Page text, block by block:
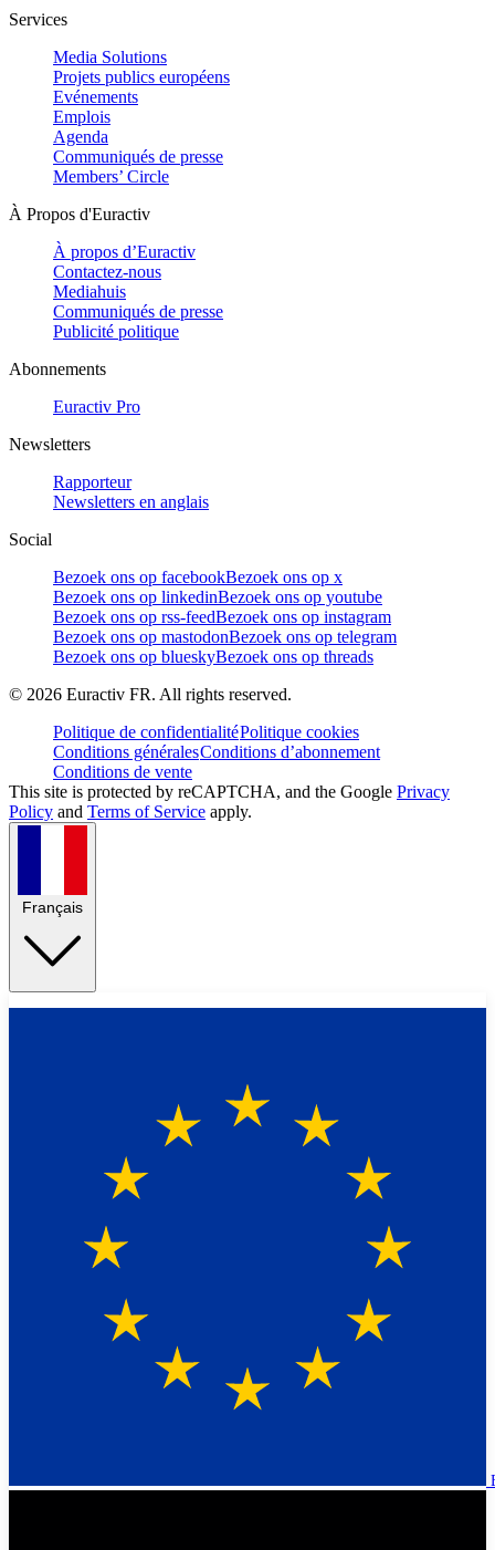
Services
Media Solutions
Projets publics européens
Evénements
Emplois
Agenda
Communiqués de presse
Members’ Circle
À Propos d'Euractiv
À propos d’Euractiv
Contactez-nous
Mediahuis
Communiqués de presse
Publicité politique
Abonnements
Euractiv Pro
Newsletters
Rapporteur
Newsletters en anglais
Social
Bezoek ons op facebookBezoek ons op x
Bezoek ons op linkedinBezoek ons op youtube
Bezoek ons op rss-feedBezoek ons op instagram
Bezoek ons op mastodonBezoek ons op telegram
Bezoek ons op blueskyBezoek ons op threads
© 2026 Euractiv FR. All rights reserved.
Politique de confidentialitéPolitique cookies
Conditions généralesConditions d’abonnement
Conditions de vente
This site is protected by reCAPTCHA, and the Google Privacy
Policy and Terms of Service apply.
Français